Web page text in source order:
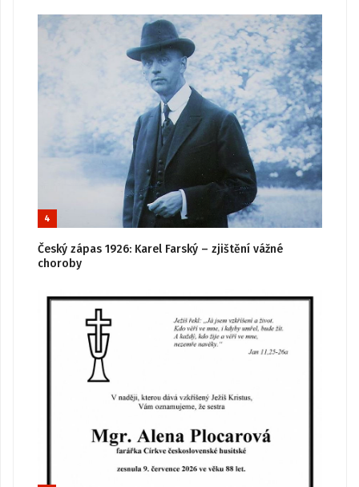
4
Český zápas 1926: Karel Farský – zjištění vážné
choroby